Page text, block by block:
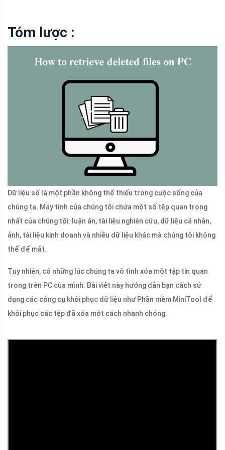
Tóm lược :
Dữ liệu số là một phần không thể thiếu trong cuộc sống của
chúng ta. Máy tính của chúng tôi chứa một số tệp quan trọng
nhất của chúng tôi: luận án, tài liệu nghiên cứu, dữ liệu cá nhân,
ảnh, tài liệu kinh doanh và nhiều dữ liệu khác mà chúng tôi không
thể để mất.
Tuy nhiên, có những lúc chúng ta vô tình xóa một tập tin quan
trọng trên PC của mình. Bài viết này hướng dẫn bạn cách sử
dụng các công cụ khôi phục dữ liệu như Phần mềm MiniTool để
khôi phục các tệp đã xóa một cách nhanh chóng.